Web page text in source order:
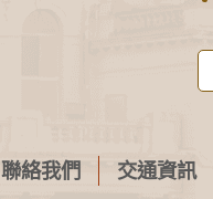
聯絡我們 交通資訊